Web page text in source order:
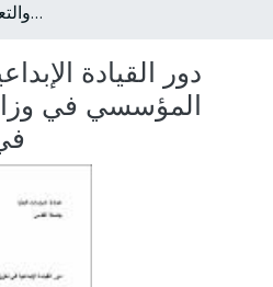
دور القيادة الإبداعية في تعزيز التميز المؤسسي في وزارة التربية والتعليم في محافظة رام الله
دور القيادة
المؤسسي في